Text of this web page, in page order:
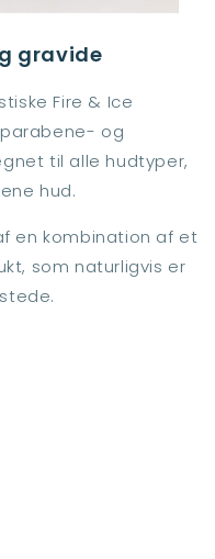
gravide
Fire & Ice
parabene- og
til alle hudtyper,
hud.
en kombination af et
som naturligvis er